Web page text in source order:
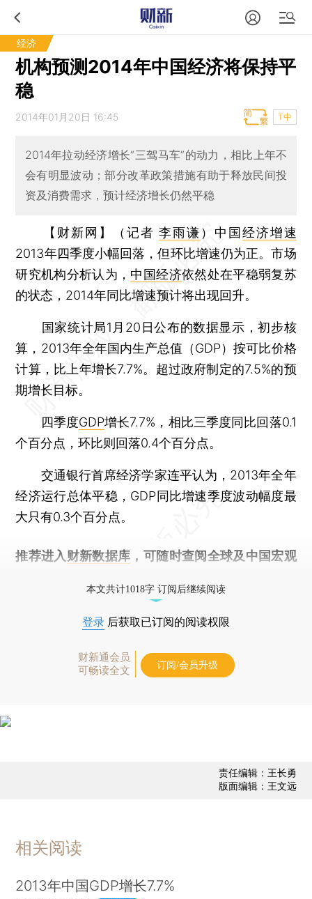
经济
机构预测2014年中国经济将保持平
稳
2014年01月20日 16:45 T中
2014年拉动经济增长“三驾马车”的动力，相比上年不
会有明显波动；部分改革政策措施有助于释放民间投
资及消费需求，预计经济增长仍然平稳
【财新网】（记者李雨谦） 中国 经济增速
2013年四季度小幅回落，但环比增速仍为正。市场
研究机构分析认为， 中国经济依然处在平稳弱复苏
的状态，2014年同比增速预计将出现回升。
国家统计局1月20日公布的数据显示，初步核
算，2013年全年国内生产总值（GDP）按可比价格
计算，比上年增长7.7%。超过政府制定的7.5%的预
期增长目标。
四季度GDP增长7.7%，相比三季度同比回落0.1
个百分点，环比则回落0.4个百分点。
交通银行首席经济学家连平认为，2013年全年
经济运行总体平稳，GDP同比增速季度波动幅度最
大只有0.3个百分点。
推荐进入 财新数据库 ，可随时查阅全球及中国宏观
本文共计1018字 订阅后继续阅读
登录 后获取已订阅的阅读权限
财新通会员
可畅读全文
订阅/会员升级
责任编辑：王长勇
版面编辑：王文远
相关阅读
2013年中国GDP增长7.7%